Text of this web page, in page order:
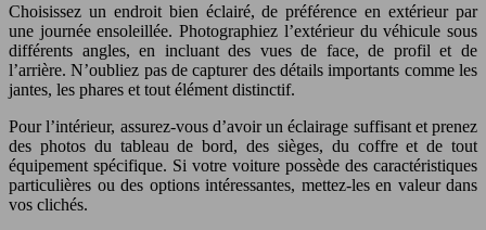
Choisissez un endroit bien éclairé, de préférence en extérieur par
une journée ensoleillée. Photographiez l’extérieur du véhicule sous
différents angles, en incluant des vues de face, de profil et de
l’arrière. N’oubliez pas de capturer des détails importants comme les
jantes, les phares et tout élément distinctif.
Pour l’intérieur, assurez-vous d’avoir un éclairage suffisant et prenez
des photos du tableau de bord, des sièges, du coffre et de tout
équipement spécifique. Si votre voiture possède des caractéristiques
particulières ou des options intéressantes, mettez-les en valeur dans
vos clichés.